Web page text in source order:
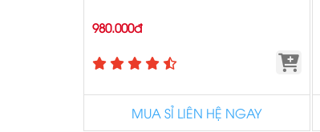
980.000đ
MUA SỈ LIÊN HỆ NGAY